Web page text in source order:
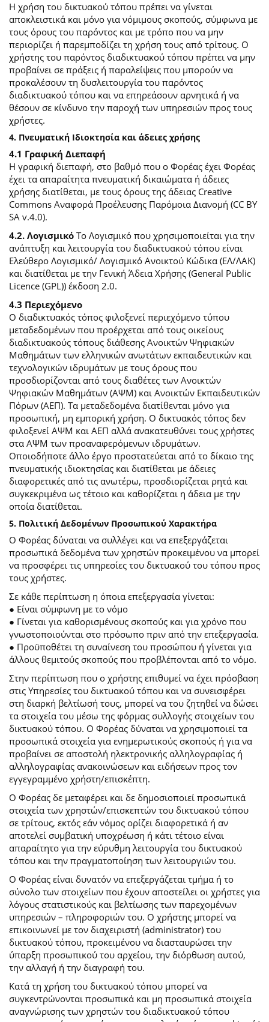
Η χρήση του δικτυακού τόπου πρέπει να γίνεται
αποκλειστικά και μόνο για νόμιμους σκοπούς, σύμφωνα με
τους όρους του παρόντος και με τρόπο που να μην
περιορίζει ή παρεμποδίζει τη χρήση τους από τρίτους. Ο
χρήστης του παρόντος διαδικτυακού τόπου πρέπει να μην
προβαίνει σε πράξεις ή παραλείψεις που μπορούν να
προκαλέσουν τη δυσλειτουργία του παρόντος
διαδικτυακού τόπου και να επηρεάσουν αρνητικά ή να
θέσουν σε κίνδυνο την παροχή των υπηρεσιών προς τους
χρήστες.
4. Πνευματική Ιδιοκτησία και άδειες χρήσης
4.1 Γραφική Διεπαφή
Η γραφική διεπαφή, στο βαθμό που ο Φορέας έχει Φορέας
έχει τα απαραίτητα πνευματική δικαιώματα ή άδειες
χρήσης διατίθεται, με τους όρους της άδειας Creative
Commons Αναφορά Προέλευσης Παρόμοια Διανομή (CC BY
SA v.4.0).
4.2. ΛογισμικόΤο Λογισμικό που χρησιμοποιείται για την
ανάπτυξη και λειτουργία του διαδικτυακού τόπου είναι
Ελεύθερο Λογισμικό/ Λογισμικό Ανοικτού Κώδικα (ΕΛ/ΛΑΚ)
και διατίθεται με την Γενική Άδεια Χρήσης (General Public
Licence (GPL)) έκδοση 2.0.
4.3 Περιεχόμενο
O διαδικτυακός τόπος φιλοξενεί περιεχόμενο τύπου
μεταδεδομένων που προέρχεται από τους οικείους
διαδικτυακούς τόπους διάθεσης Ανοικτών Ψηφιακών
Μαθημάτων των ελληνικών ανωτάτων εκπαιδευτικών και
τεχνολογικών ιδρυμάτων με τους όρους που
προσδιορίζονται από τους διαθέτες των Ανοικτών
Ψηφιακών Μαθημάτων (ΑΨΜ) και Ανοικτών Εκπαιδευτικών
Πόρων (ΑΕΠ). Τα μεταδεδομένα διατίθενται μόνο για
προσωπική, μη εμπορική χρήση. Ο δικτυακός τόπος δεν
φιλοξενεί ΑΨΜ και ΑΕΠ αλλά ανακατευθύνει τους χρήστες
στα ΑΨΜ των προαναφερόμενων ιδρυμάτων.
Οποιοδήποτε άλλο έργο προστατεύεται από το δίκαιο της
πνευματικής ιδιοκτησίας και διατίθεται με άδειες
διαφορετικές από τις ανωτέρω, προσδιορίζεται ρητά και
συγκεκριμένα ως τέτοιο και καθορίζεται η άδεια με την
οποία διατίθεται.
5. Πολιτική Δεδομένων Προσωπικού Χαρακτήρα
Ο Φορέας δύναται να συλλέγει και να επεξεργάζεται
προσωπικά δεδομένα των χρηστών προκειμένου να μπορεί
να προσφέρει τις υπηρεσίες του δικτυακού του τόπου προς
τους χρήστες.
Σε κάθε περίπτωση η όποια επεξεργασία γίνεται:
● Είναι σύμφωνη με το νόμο
● Γίνεται για καθορισμένους σκοπούς και για χρόνο που
γνωστοποιούνται στο πρόσωπο πριν από την επεξεργασία.
● Προϋποθέτει τη συναίνεση του προσώπου ή γίνεται για
άλλους θεμιτούς σκοπούς που προβλέπονται από το νόμο.
Στην περίπτωση που ο χρήστης επιθυμεί να έχει πρόσβαση
στις Υπηρεσίες του δικτυακού τόπου και να συνεισφέρει
στη διαρκή βελτίωσή τους, μπορεί να του ζητηθεί να δώσει
τα στοιχεία του μέσω της φόρμας συλλογής στοιχείων του
δικτυακού τόπου. Ο Φορέας δύναται να χρησιμοποιεί τα
προσωπικά στοιχεία για ενημερωτικούς σκοπούς ή για να
προβαίνει σε αποστολή ηλεκτρονικής αλληλογραφίας ή
αλληλογραφίας ανακοινώσεων και ειδήσεων προς τον
εγγεγραμμένο χρήστη/επισκέπτη.
Ο Φορέας δε μεταφέρει και δε δημοσιοποιεί προσωπικά
στοιχεία των χρηστών/επισκεπτών του δικτυακού τόπου
σε τρίτους, εκτός εάν νόμος ορίζει διαφορετικά ή αν
αποτελεί συμβατική υποχρέωση ή κάτι τέτοιο είναι
απαραίτητο για την εύρυθμη λειτουργία του δικτυακού
τόπου και την πραγματοποίηση των λειτουργιών του.
Ο Φορέας είναι δυνατόν να επεξεργάζεται τμήμα ή το
σύνολο των στοιχείων που έχουν αποστείλει οι χρήστες για
λόγους στατιστικούς και βελτίωσης των παρεχομένων
υπηρεσιών – πληροφοριών του. Ο χρήστης μπορεί να
επικοινωνεί με τον διαχειριστή (administrator) του
δικτυακού τόπου, προκειμένου να διασταυρώσει την
ύπαρξη προσωπικού του αρχείου, την διόρθωση αυτού,
την αλλαγή ή την διαγραφή του.
Κατά τη χρήση του δικτυακού τόπου μπορεί να
συγκεντρώνονται προσωπικά και μη προσωπικά στοιχεία
αναγνώρισης των χρηστών του διαδικτυακού τόπου